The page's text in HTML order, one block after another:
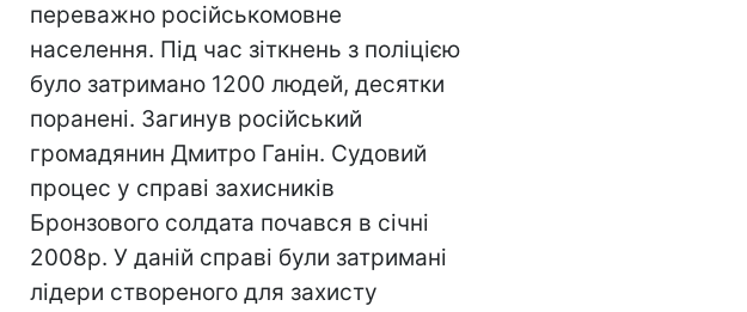
переважно російськомовне
населення. Під час зіткнень з поліцією
було затримано 1200 людей, десятки
поранені. Загинув російський
громадянин Дмитро Ганін. Судовий
процес у справі захисників
Бронзового солдата почався в січні
2008р. У даній справі були затримані
лідери створеного для захисту